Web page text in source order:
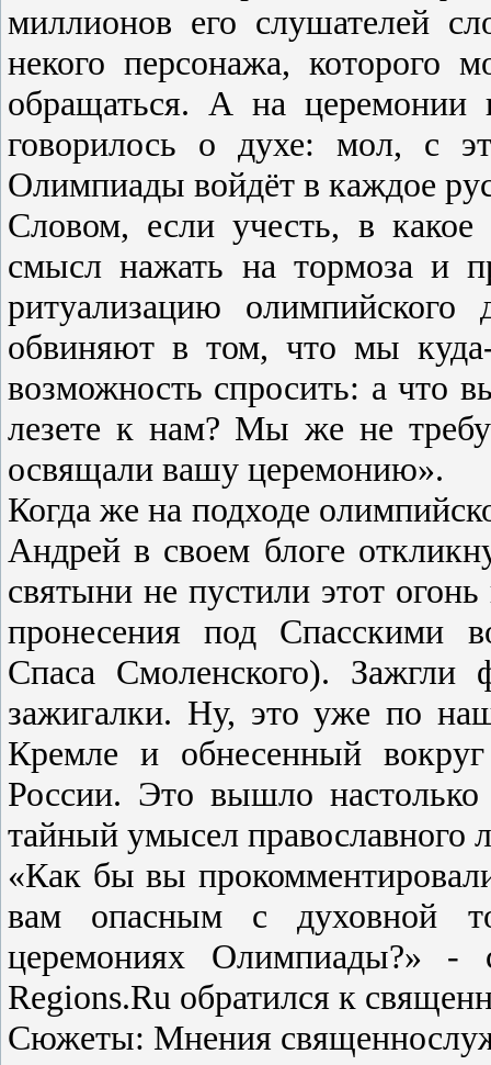
миллионов его слушателей
некого персонажа,
обращаться. А на церемонии
говорилось о духе: мол, с
Олимпиады войдёт в каждое
Словом, если учесть, в
смысл нажать на тормоза и
ритуализацию
обвиняют в том, что мы
возможность спросить: а что
лезете к нам? Мы же не
освящали вашу церемонию».
Когда же на подходе
Андрей в своем блоге
святыни не пустили этот
пронесения под Спасскими
Спаса Смоленского).
зажигалки. Ну, это уже по
Кремле и обнесенный
России. Это вышло настолько
тайный умысел православного
«Как бы вы
вам опасным с духовной
церемониях Олимпиады?» -
Regions.Ru обратился к
Сюжеты: Мнения